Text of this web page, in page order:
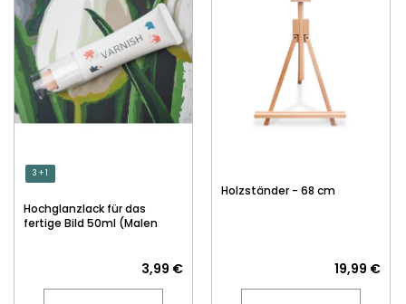
3 + 1
Hochglanzlack für das
fertige Bild 50ml (Malen
3,99 €
Holzständer - 68 cm
19,99 €